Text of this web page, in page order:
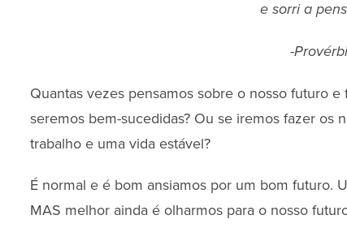
e sorri a
-
Quantas vezes pensamos sobre o nosso futuro
seremos bem-sucedidas? Ou se iremos fazer os
trabalho e uma vida estável?
É normal e é bom ansiamos por um bom futuro.
MAS melhor ainda é olharmos para o nosso